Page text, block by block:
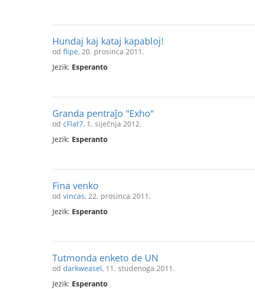
Hundaj kaj kataj kapabloj!
od flipe, 20. prosinca 2011.
Jezik: Esperanto
Granda pentraĵo "Exho"
od cFlat7, 1. siječnja 2012.
Jezik: Esperanto
Fina venko
od vincas, 22. prosinca 2011.
Jezik: Esperanto
Tutmonda enketo de UN
od darkweasel, 11. studenoga 2011.
Jezik: Esperanto